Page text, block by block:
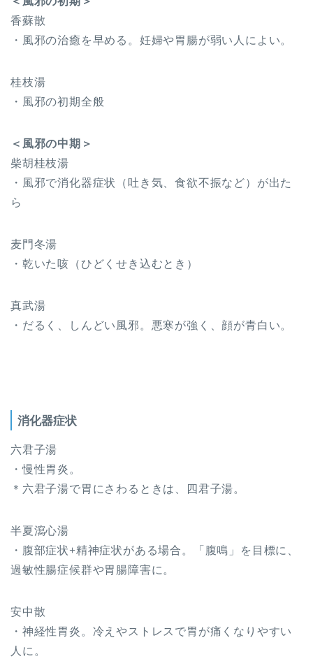
香蘇散
・風邪の治癒を早める。妊婦や胃腸が弱い人によい。
桂枝湯
・風邪の初期全般
＜風邪の中期＞
柴胡桂枝湯
・風邪で消化器症状（吐き気、食欲不振など）が出た
ら
麦門冬湯
・乾いた咳（ひどくせき込むとき）
真武湯
・だるく、しんどい風邪。悪寒が強く、顔が青白い。
消化器症状
六君子湯
・慢性胃炎。
＊六君子湯で胃にさわるときは、四君子湯。
半夏瀉心湯
・腹部症状+精神症状がある場合。「腹鳴」を目標に、
過敏性腸症候群や胃腸障害に。
安中散
・神経性胃炎。冷えやストレスで胃が痛くなりやすい
人に。